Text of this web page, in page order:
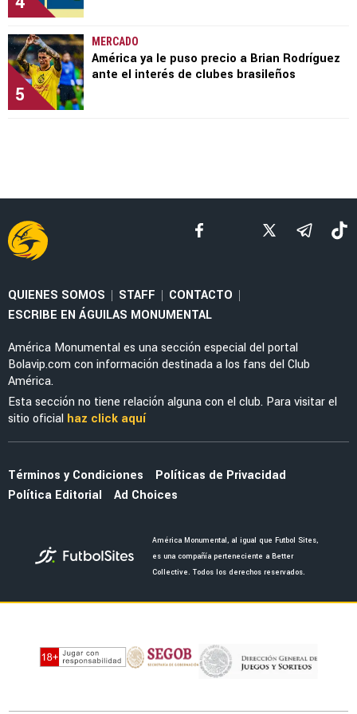
5
MERCADO
América ya le puso precio a Brian Rodríguez
ante el interés de clubes brasileños
QUIENES SOMOS | STAFF | CONTACTO |
ESCRIBE EN ÁGUILAS MONUMENTAL
América Monumental es una sección especial del portal
Bolavip.com con información destinada a los fans del Club
América.
Esta sección no tiene relación alguna con el club. Para visitar el
sitio oficial haz click aquí
Términos y Condiciones
Políticas de Privacidad
Política Editorial
Ad Choices
América Monumental, al igual que Futbol Sites,
es una compañía perteneciente a Better
Collective. Todos los derechos reservados.